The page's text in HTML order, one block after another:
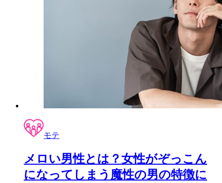
モテ
メロい男性とは？女性がぞっこん
になってしまう魔性の男の特徴に